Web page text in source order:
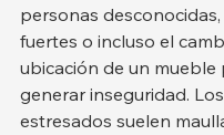
personas
fuertes o incluso el
ubicación de un mueble
generar inseguridad.
estresados suelen